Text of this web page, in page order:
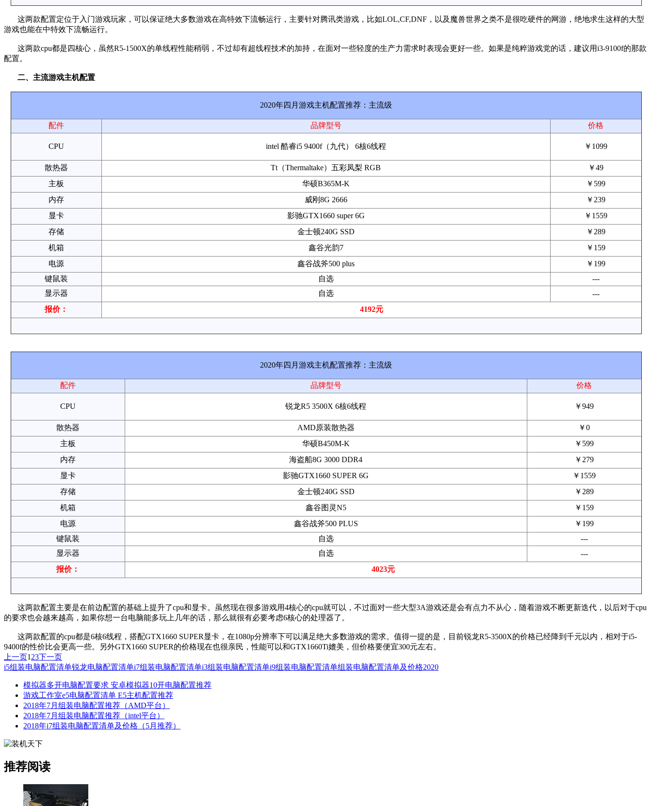
这两款配置定位于入门游戏玩家，可以保证绝大多数游戏在高特效下流畅运行，主要针对腾讯类游戏，比如LOL,CF,DNF，以及魔兽世界之类不是很吃硬件的网游，绝地求生这样的大型
游戏也能在中特效下流畅运行。
这两款cpu都是四核心，虽然R5-1500X的单线程性能稍弱，不过却有超线程技术的加持，在面对一些轻度的生产力需求时表现会更好一些。如果是纯粹游戏党的话，建议用i3-9100f的那款
配置。
二、主流游戏主机配置
2020年四月游戏主机配置推荐：主流级
配件 品牌型号 价格
CPU intel 酷睿i5 9400f（九代） 6核6线程 ￥1099
散热器 Tt（Thermaltake）五彩凤梨 RGB
￥49
主板
华硕B365M-K
￥599
内存
威刚8G 2666
￥239
显卡
影驰GTX1660 super 6G
￥1559
存储
金士顿240G SSD
￥289
机箱
鑫谷光韵7
￥159
电源
鑫谷战斧500 plus
￥199
键鼠装
自选
---
显示器
自选
---
报价：
4192元
2020年四月游戏主机配置推荐：主流级
配件 品牌型号 价格
CPU 锐龙R5 3500X 6核6线程 ￥949
散热器 AMD原装散热器
￥0
主板
华硕B450M-K
￥599
内存
海盗船8G 3000 DDR4
￥279
显卡
影驰GTX1660 SUPER 6G
￥1559
存储
金士顿240G SSD
￥289
机箱
鑫谷图灵N5
￥159
电源
鑫谷战斧500 PLUS
￥199
键鼠装
自选
---
显示器
自选
---
报价：
4023元
这两款配置主要是在前边配置的基础上提升了cpu和显卡。虽然现在很多游戏用4核心的cpu就可以，不过面对一些大型3A游戏还是会有点力不从心，随着游戏不断更新迭代，以后对于cpu
的要求也会越来越高，如果你想一台电脑能多玩上几年的话，那么就很有必要考虑6核心的处理器了。
这两款配置的cpu都是6核6线程，搭配GTX1660 SUPER显卡，在1080p分辨率下可以满足绝大多数游戏的需求。值得一提的是，目前锐龙R5-3500X的价格已经降到千元以内，相对于i5-
9400f的性价比会更高一些。另外GTX1660 SUPER的价格现在也很亲民，性能可以和GTX1660Ti媲美，但价格要便宜300元左右。
上一页1 23下一页
i5组装电脑配置清单锐龙电脑配置清单i7组装电脑配置清单i3组装电脑配置清单i9组装电脑配置清单组装电脑配置清单及价格2020
模拟器多开电脑配置要求 安卓模拟器10开电脑配置推荐
游戏工作室e5电脑配置清单 E5主机配置推荐
2018年7月组装电脑配置推荐（AMD平台）
2018年7月组装电脑配置推荐（intel平台）
2018年i7组装电脑配置清单及价格（5月推荐）
推荐阅读